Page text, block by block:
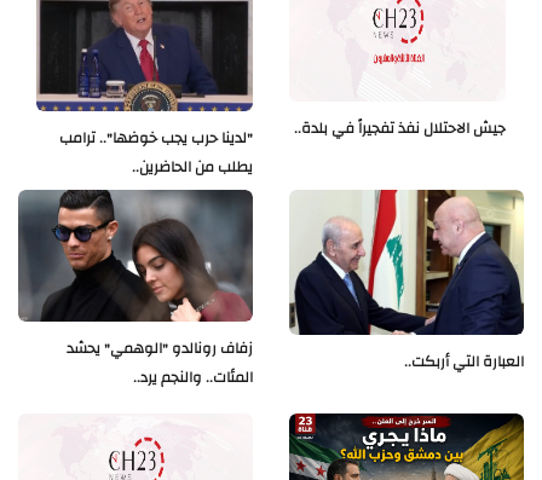
"لدينا حرب يجب خوضها".. ترامب
يطلب من الحاضرين..
جيش الاحتلال نفذ تفجيراً في بلدة..
زفاف رونالدو "الوهمي" يحشد
المئات.. والنجم يرد..
العبارة التي أربكت..